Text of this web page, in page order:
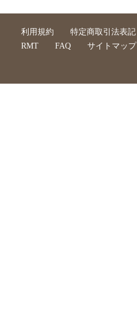
利用規約 特定商取引法表記
RMT
FAQ サイトマップ